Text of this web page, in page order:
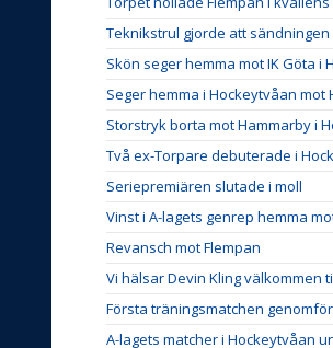
Teknikstrul gjorde att
Skön seger hemma mot IK Göta i
Seger hemma i Hockeytvåan mot
Storstryk borta mot Hammarby i
Två ex-Torpare debuterade i
Seriepremiären slutade i moll
Vinst i A-lagets genrep hemma
Revansch mot Flempan
Vi hälsar Devin Kling välkommen
Första träningsmatchen
A-lagets matcher i Hockeytvåan